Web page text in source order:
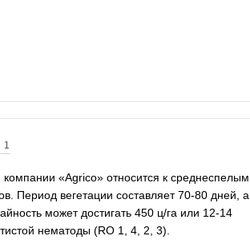
1
«Agrico» относится к среднеспелым
Период вегетации составляет 70-80 дней, а
может достигать 450 ц/га или 12-14
нематоды (RO 1, 4, 2, 3).